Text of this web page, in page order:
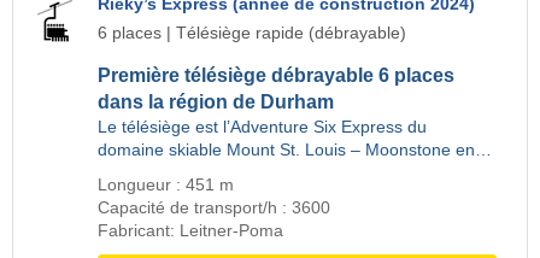
Rieky’s Express (année de construction 2024)
6 places | Télésiège rapide (débrayable)
Première télésiège débrayable 6 places
dans la région de Durham
Le télésiège est l’Adventure Six Express du
domaine skiable Mount St. Louis – Moonstone en…
Longueur : 451 m
Capacité de transport/h : 3600
Fabricant: Leitner-Poma